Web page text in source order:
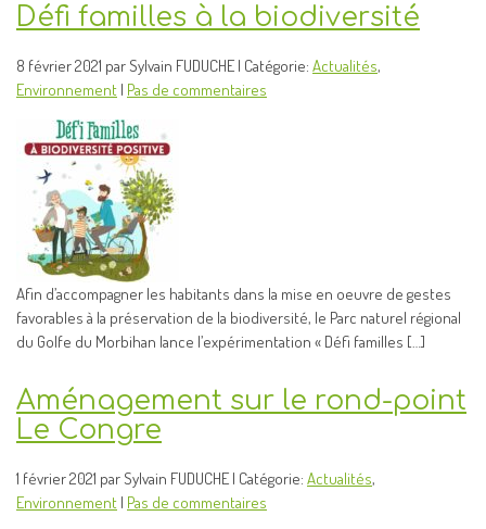
Défi familles à la biodiversité
8 février 2021 par Sylvain FUDUCHE | Catégorie: Actualités,
Environnement | Pas de commentaires
Afin d’accompagner les habitants dans la mise en oeuvre de gestes
favorables à la préservation de la biodiversité, le Parc naturel régional
du Golfe du Morbihan lance l’expérimentation « Défi familles […]
Aménagement sur le rond-point
Le Congre
1 février 2021 par Sylvain FUDUCHE | Catégorie: Actualités,
Environnement | Pas de commentaires